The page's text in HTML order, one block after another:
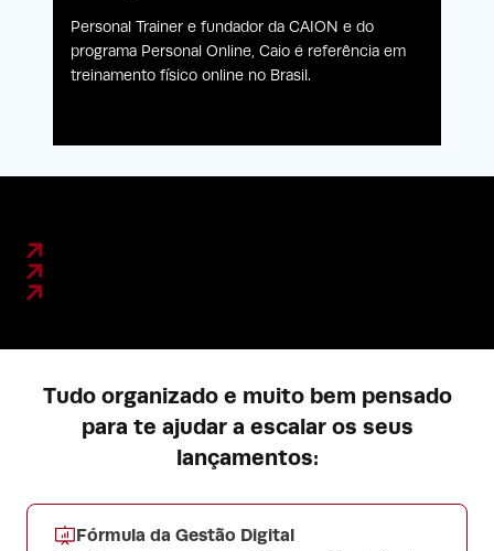
Personal Trainer e fundador da CAION e do
programa Personal Online, Caio é referência em
treinamento físico online no Brasil.
Tudo organizado e muito bem pensado
para te ajudar a escalar os seus
lançamentos:
Fórmula da Gestão Digital